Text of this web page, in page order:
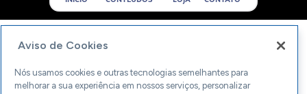
Aviso de Cookies
Nós usamos cookies e outras tecnologias semelhantes para
melhorar a sua experiência em nossos serviços, personalizar